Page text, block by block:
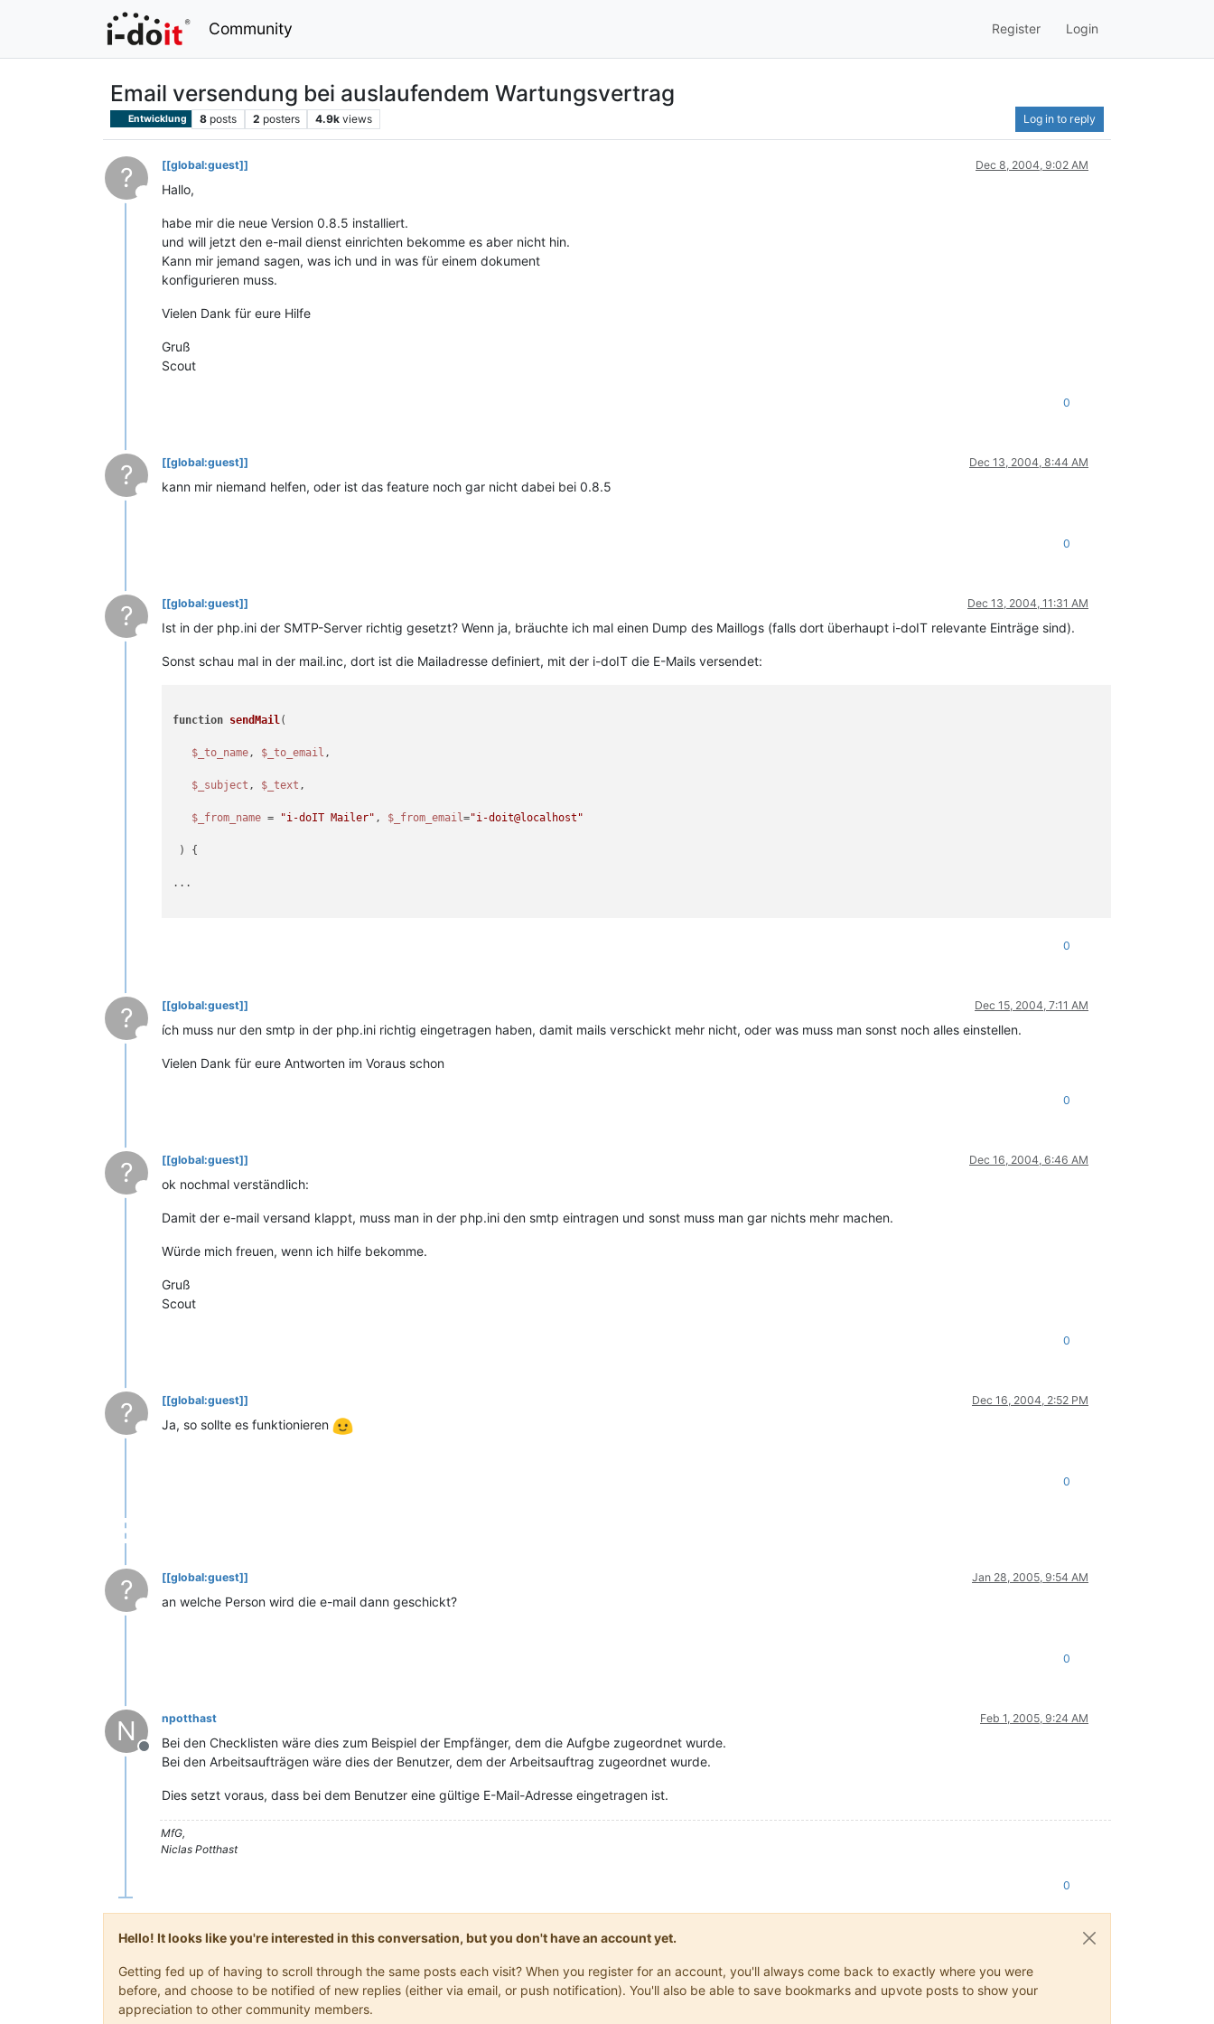
Community Register Login
Email versendung bei auslaufendem Wartungsvertrag
Entwicklung 8 posts 2 posters 4.9k views Log in to reply
? This user is from outside of this forum
[[global:guest]] Dec 8, 2004, 9:02 AM
Hallo,
habe mir die neue Version 0.8.5 installiert.
und will jetzt den e-mail dienst einrichten bekomme es aber nicht hin.
Kann mir jemand sagen, was ich und in was für einem dokument
konfigurieren muss.
Vielen Dank für eure Hilfe
Gruß
Scout
0
? This user is from outside of this forum
[[global:guest]] Dec 13, 2004, 8:44 AM
kann mir niemand helfen, oder ist das feature noch gar nicht dabei bei 0.8.5
0
? This user is from outside of this forum
[[global:guest]] Dec 13, 2004, 11:31 AM
Ist in der php.ini der SMTP-Server richtig gesetzt? Wenn ja, bräuchte ich mal einen Dump des Maillogs (falls dort überhaupt i-doIT relevante Einträge sind).
Sonst schau mal in der mail.inc, dort ist die Mailadresse definiert, mit der i-doIT die E-Mails versendet:
function sendMail(
$_to_name, $_to_email ,
$_subject , $_text ,
$_from_name = "i-doIT Mailer" , $_from_email="i-doit@localhost"
) {
...
0
? This user is from outside of this forum
[[global:guest]] Dec 15, 2004, 7:11 AM
ích muss nur den smtp in der php.ini richtig eingetragen haben, damit mails verschickt mehr nicht, oder was muss man sonst noch alles einstellen.
Vielen Dank für eure Antworten im Voraus schon
0
? This user is from outside of this forum
[[global:guest]] Dec 16, 2004, 6:46 AM
ok nochmal verständlich:
Damit der e-mail versand klappt, muss man in der php.ini den smtp eintragen und sonst muss man gar nichts mehr machen.
Würde mich freuen, wenn ich hilfe bekomme.
Gruß
Scout
0
? This user is from outside of this forum
[[global:guest]] Dec 16, 2004, 2:52 PM
Ja, so sollte es funktionieren
0
? This user is from outside of this forum
[[global:guest]] Jan 28, 2005, 9:54 AM
an welche Person wird die e-mail dann geschickt?
0
N
Offline
npotthast Feb 1, 2005, 9:24 AM
Bei den Checklisten wäre dies zum Beispiel der Empfänger, dem die Aufgbe zugeordnet wurde.
Bei den Arbeitsaufträgen wäre dies der Benutzer, dem der Arbeitsauftrag zugeordnet wurde.
Dies setzt voraus, dass bei dem Benutzer eine gültige E-Mail-Adresse eingetragen ist.
MfG,
Niclas Potthast
0
Hello! It looks like you're interested in this conversation, but you don't have an account yet.
Getting fed up of having to scroll through the same posts each visit? When you register for an account, you'll always come back to exactly where you were
before, and choose to be notified of new replies (either via email, or push notification). You'll also be able to save bookmarks and upvote posts to show your
appreciation to other community members.